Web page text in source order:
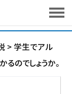
> 学生でアル
のでしょうか。